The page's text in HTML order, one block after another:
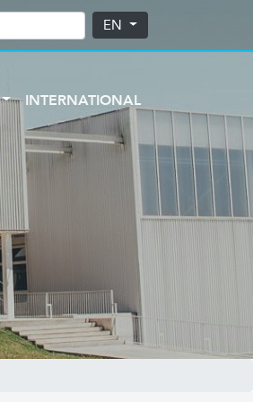
EN
INTERNATIONAL